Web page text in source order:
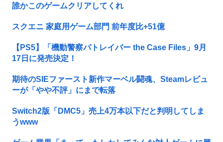
誰かこのゲームクリアしてくれ
スクエニ 家庭用ゲーム部門 前年度比+51億
【PS5】「機動警察パトレイバー the Case Files」9月
17日に発売決定！
期待のSIEファースト新作マーベル闘魂、Steamレビュ
ーが「やや不評」にまで転落
Switch2版「DMC5」売上4万本以下だと判明してしま
うwww